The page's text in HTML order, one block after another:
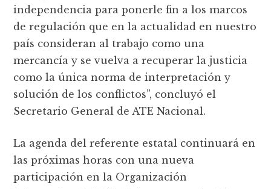
independencia para ponerle fin a los marcos
de regulación que en la actualidad en nuestro
país consideran al trabajo como una
mercancía y se vuelva a recuperar la justicia
como la única norma de interpretación y
solución de los conflictos”, concluyó el
Secretario General de ATE Nacional.
La agenda del referente estatal continuará en
las próximas horas con una nueva
participación en la Organización